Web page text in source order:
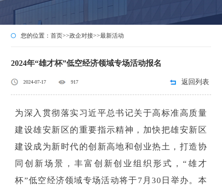
您的位置：首页>>政企对接>>最新活动
2024年“雄才杯”低空经济领域专场活动报名
2024-07-17 917 返回列表
为深入贯彻落实习近平总书记关于高标准高质量
建设雄安新区的重要指示精神，加快把雄安新区
建设成为新时代的创新高地和创业热土，打造协
同创新场景，丰富创新创业组织形式，“雄才
杯”低空经济领域专场活动将于7月30日举办。本